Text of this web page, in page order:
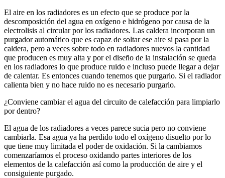
El aire en los radiadores es un efecto que se produce por la
descomposición del agua en oxígeno e hidrógeno por causa de la
electrolisis al circular por los radiadores. Las caldera incorporan un
purgador automático que es capaz de soltar ese aire si pasa por la
caldera, pero a veces sobre todo en radiadores nuevos la cantidad
que producen es muy alta y por el diseño de la instalación se queda
en los radiadores lo que produce ruido e incluso puede llegar a dejar
de calentar. Es entonces cuando tenemos que purgarlo. Si el radiador
calienta bien y no hace ruido no es necesario purgarlo.
¿Conviene cambiar el agua del circuito de calefacción para limpiarlo
por dentro?
El agua de los radiadores a veces parece sucia pero no conviene
cambiarla. Esa agua ya ha perdido todo el oxígeno disuelto por lo
que tiene muy limitada el poder de oxidación. Si la cambiamos
comenzaríamos el proceso oxidando partes interiores de los
elementos de la calefacción así como la producción de aire y el
consiguiente purgado.